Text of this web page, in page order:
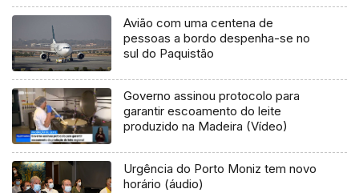
Avião com uma centena de
pessoas a bordo despenha-se no
sul do Paquistão
Governo assinou protocolo para
garantir escoamento do leite
produzido na Madeira (Vídeo)
Urgência do Porto Moniz tem novo
horário (áudio)